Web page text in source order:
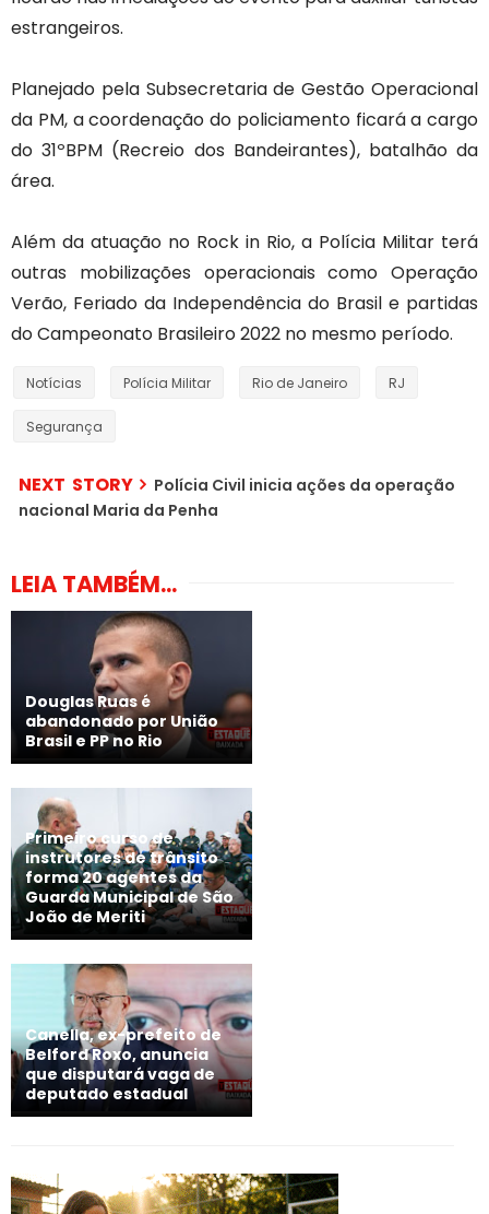
estrangeiros.
Planejado pela Subsecretaria de Gestão Operacional
da PM, a coordenação do policiamento ficará a cargo
do 31ºBPM (Recreio dos Bandeirantes), batalhão da
área.
Além da atuação no Rock in Rio, a Polícia Militar terá
outras mobilizações operacionais como Operação
Verão, Feriado da Independência do Brasil e partidas
do Campeonato Brasileiro 2022 no mesmo período.
Notícias Polícia Militar Rio de Janeiro RJ
Segurança
NEXT STORY
​Polícia Civil inicia ações da operação
nacional Maria da Penha
LEIA TAMBÉM...
Douglas Ruas é
abandonado por União
Brasil e PP no Rio
Primeiro curso de
instrutores de trânsito
forma 20 agentes da
Guarda Municipal de São
João de Meriti
Canella, ex-prefeito de
Belford Roxo, anuncia
que disputará vaga de
deputado estadual